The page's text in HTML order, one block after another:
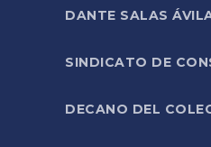
DANTE SALAS
SINDICATO DE
DECANO DEL